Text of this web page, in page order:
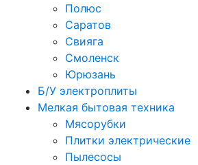
Полюс
Саратов
Свияга
Смоленск
Юрюзань
Б/У электроплиты
Мелкая бытовая техника
Мясорубки
Плитки электрические
Пылесосы